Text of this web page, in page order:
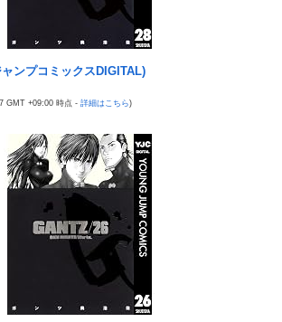
、完全にやらかす。構内アナウンスでド下ネ
ん、ありのままの姿・・・【藤嶌果歩1st写
猫-公=====檻-/==鴎=========鷲
さん、代表作が「クイズミリオネア」しかな
論破】幽霊がいないなら午前2時に一人で墓
るよな？ｗｗｗｗｗ
ぱち!? #75【「e七つの大罪3」1回転で大当
！渾身のRUSHに神谷が挑む！！】
！渾身のRUSHに神谷が挑む！！】
リートファイター6の評判まとめ！ヤレる感が
な事やってるよな
る方が脳死なんよ」
」「プライズ」「ガシャポン」2026年8月発
ュール】
、キモオタチー牛弱男どもの「おはよう」に
】セガ「忍野忍」「斧乃木余接」プライズフ
ェロ」の中型版・小型版も発売へ
ンプコミックスDIGITAL)
GMT +09:00 時点 - 詳細はこちら)